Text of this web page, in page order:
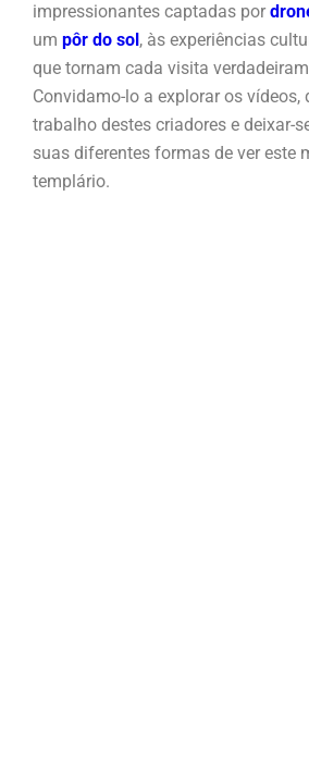
impressionantes captadas por
um pôr do sol , às experiências
que tornam cada visita
Convidamo-lo a explorar os vídeos,
trabalho destes criadores e deixar-
suas diferentes formas de ver este
templário.